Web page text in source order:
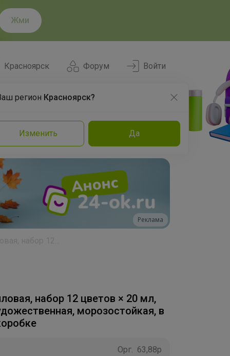
Жми
Форум
Красноярск
регион Красноярск?
Изменить Да
Войти
Команда Эксперты
Реклама
набор 12 цветов × 20 мл,
морозостойкая, в
Орг. 63,88р